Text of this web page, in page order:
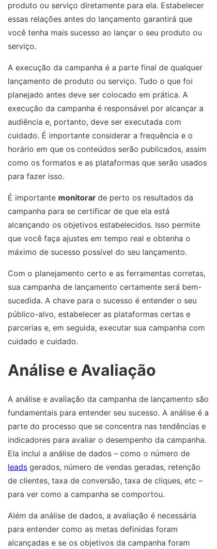
produto ou serviço diretamente para ela. Estabelecer
essas relações antes do lançamento garantirá que
você tenha mais sucesso ao lançar o seu produto ou
serviço.
A execução da campanha é a parte final de qualquer
lançamento de produto ou serviço. Tudo o que foi
planejado antes deve ser colocado em prática. A
execução da campanha é responsável por alcançar a
audiência e, portanto, deve ser executada com
cuidado. É importante considerar a frequência e o
horário em que os conteúdos serão publicados, assim
como os formatos e as plataformas que serão usados ​​
para fazer isso.
É importante monitorar de perto os resultados da
campanha para se certificar de que ela está
alcançando os objetivos estabelecidos. Isso permite
que você faça ajustes em tempo real e obtenha o
máximo de sucesso possível do seu lançamento.
Com o planejamento certo e as ferramentas corretas,
sua campanha de lançamento certamente será bem-
sucedida. A chave para o sucesso é entender o seu
público-alvo, estabelecer as plataformas certas e
parcerias e, em seguida, executar sua campanha com
cuidado e cuidado.
Análise e Avaliação
A análise e avaliação da campanha de lançamento são
fundamentais para entender seu sucesso. A análise é a
parte do processo que se concentra nas tendências e
indicadores para avaliar o desempenho da campanha.
Ela inclui a análise de dados – como o número de
leads gerados, número de vendas geradas, retenção
de clientes, taxa de conversão, taxa de cliques, etc –
para ver como a campanha se comportou.
Além da análise de dados, a avaliação é necessária
para entender como as metas definidas foram
alcançadas e se os objetivos da campanha foram